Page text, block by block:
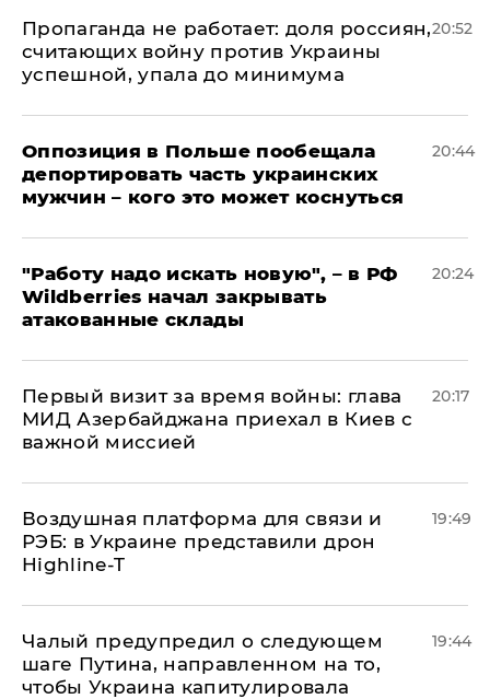
​Пропаганда не работает: доля россиян,
считающих войну против Украины
успешной, упала до минимума
20:52
Оппозиция в Польше пообещала
депортировать часть украинских
мужчин – кого это может коснуться
20:44
"Работу надо искать новую", – в РФ
Wildberries начал закрывать
атакованные склады
20:24
Первый визит за время войны: глава
МИД Азербайджана приехал в Киев с
важной миссией
20:17
Воздушная платформа для связи и
РЭБ: в Украине представили дрон
Highline-T
19:49
Чалый предупредил о следующем
шаге Путина, направленном на то,
чтобы Украина капитулировала
19:44